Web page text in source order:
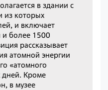
в здании с
из которых
и включает
и более 1500
рассказывает
атомной энергии
«атомного
дней. Кроме
в музее